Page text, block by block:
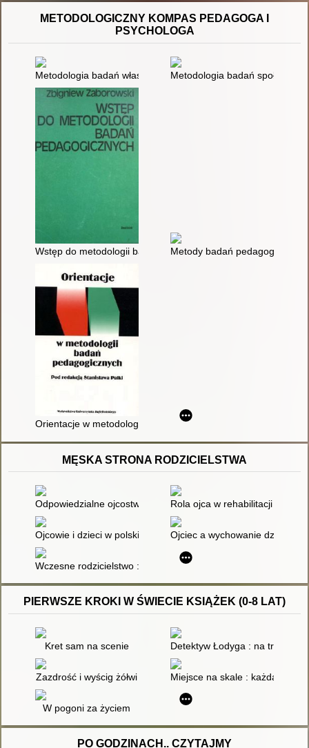
METODOLOGICZNY KOMPAS PEDAGOGA I
PSYCHOLOGA
Metodologia badań własnych Metodologia badań
Wstęp do metodologii badań pedagogicznychMetody badań pedagogicznych
Orientacje w metodologii badań pedagogicznych
MĘSKA STRONA RODZICIELSTWA
Odpowiedzialne ojcostwo - samotne wychowywanie dziecka z
Rola ojca w rehabilitacji
Ojcowie i dzieci w polskiej literaturze dla najmłodszych
Ojciec a wychowanie dziecka
Wczesne rodzicielstwo : zagrożenie czy szansa? : nastoletni
PIERWSZE KROKI W ŚWIECIE KSIĄŻEK (0-8 LAT)
Kret sam na scenie Detektyw Łodyga : na tropie
Zazdrość i wyścig żółwi Miejsce na skale : każda
W pogoni za życiem
PO GODZINACH.. CZYTAJMY